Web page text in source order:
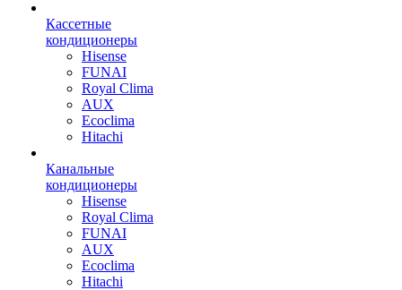
Кассетные
кондиционеры
Hisense
FUNAI
Royal Clima
AUX
Ecoclima
Hitachi
Канальные
кондиционеры
Hisense
Royal Clima
FUNAI
AUX
Ecoclima
Hitachi